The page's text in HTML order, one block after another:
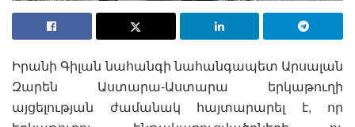
Իրանի Գիլան նահանգի նահանգապետ Արսալան
Զարեն Աստարա-Աստարա երկաթուղի
այցելության ժամանակ հայտարարել է, որ